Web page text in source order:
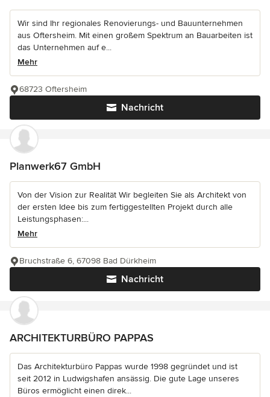
Wir sind Ihr regionales Renovierungs- und Bauunternehmen
aus Oftersheim. Mit einen großem Spektrum an Bauarbeiten ist
das Unternehmen auf e...
Mehr
Nachricht
68723 Oftersheim
Planwerk67 GmbH
Von der Vision zur Realität Wir begleiten Sie als Architekt von
der ersten Idee bis zum fertiggestellten Projekt durch alle
Leistungsphasen:...
Mehr
Nachricht
Bruchstraße 6, 67098 Bad Dürkheim
ARCHITEKTURBÜRO PAPPAS
Das Architekturbüro Pappas wurde 1998 gegründet und ist
seit 2012 in Ludwigshafen ansässig. Die gute Lage unseres
Büros ermöglicht einen direk...